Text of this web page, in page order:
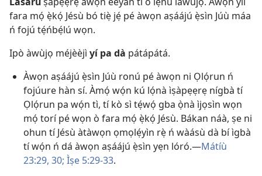
fara mọ́ ẹ̀kọ́ Jésù bó tiẹ̀ jẹ́ pé àwọn aṣáájú ẹ̀sìn Júù máa
ń fojú tẹ́ńbẹ́lú wọn.
Ipò àwùjọ méjèèjì yí pa dà pátápátá.
Àwọn aṣáájú ẹ̀sìn Júù ronú pé àwọn ni Ọlọ́run ń
fojúure hàn sí. Àmọ́ wọ́n kú lọ́nà ìṣàpẹẹrẹ nígbà tí
Ọlọ́run pa wọ́n tì, tí kò sì tẹ́wọ́ gba ọ̀nà ìjọsìn wọn
mọ́ torí pé wọn ò fara mọ́ ẹ̀kọ́ Jésù. Bákan náà, ṣe ni
ohun tí Jésù àtàwọn ọmọlẹ́yìn rẹ̀ ń wàásù dà bí ìgbà
tí wọ́n ń dá àwọn aṣáájú ẹ̀sìn yẹn lóró.​—Mátíù
23:29, 30; Ìṣe 5:29-33.